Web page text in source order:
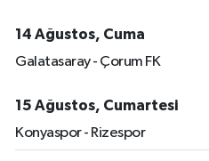
14 Ağustos, Cuma
Galatasaray - Çorum FK
15 Ağustos, Cumartesi
Konyaspor - Rizespor